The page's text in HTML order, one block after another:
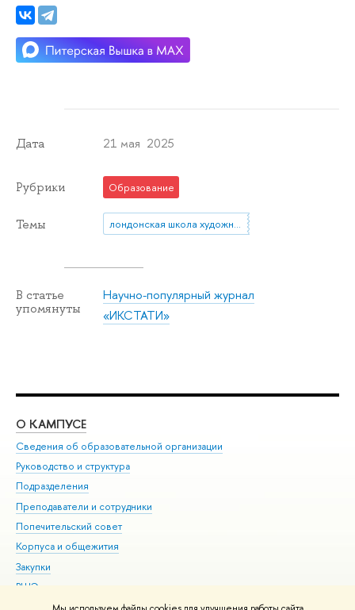
Дата 21 мая 2025
Рубрики Образование
Темы лондонская школа художников
В статье
упомянуты
Научно-популярный журнал
«ИКСТАТИ»
О КАМПУСЕ
Сведения об образовательной организации
Руководство и структура
Подразделения
Преподаватели и сотрудники
Попечительский совет
Корпуса и общежития
Закупки
ВШЭ для студентов с ограниченными возможностями
здоровья и инвалидностью